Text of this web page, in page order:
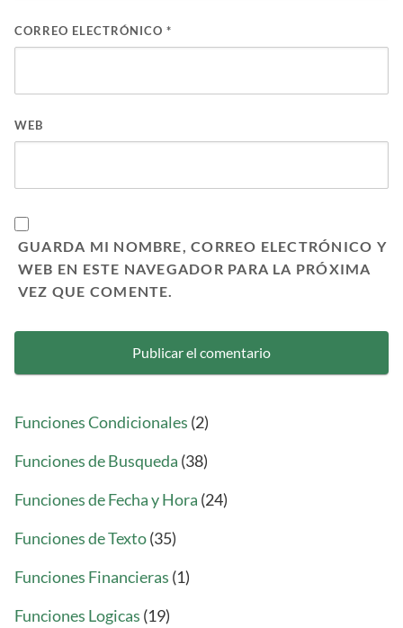
CORREO ELECTRÓNICO *
WEB
GUARDA MI NOMBRE, CORREO ELECTRÓNICO Y
WEB EN ESTE NAVEGADOR PARA LA PRÓXIMA
VEZ QUE COMENTE.
Funciones Condicionales (2)
Funciones de Busqueda (38)
Funciones de Fecha y Hora (24)
Funciones de Texto(35)
Funciones Financieras (1)
Funciones Logicas (19)